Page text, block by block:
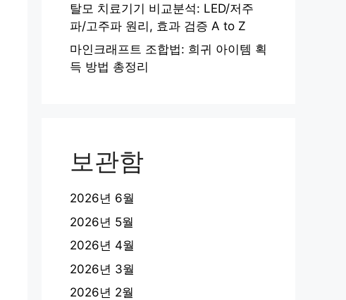
탈모 치료기기 비교분석: LED/저주
파/고주파 원리, 효과 검증 A to Z
마인크래프트 조합법: 희귀 아이템 획
득 방법 총정리
보관함
2026년 6월
2026년 5월
2026년 4월
2026년 3월
2026년 2월